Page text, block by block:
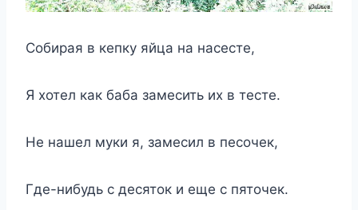
Собирая в кепку яйца на насесте,
Я хотел как баба замесить их в тесте.
Не нашел муки я, замесил в песочек,
Где-нибудь с десяток и еще с пяточек.